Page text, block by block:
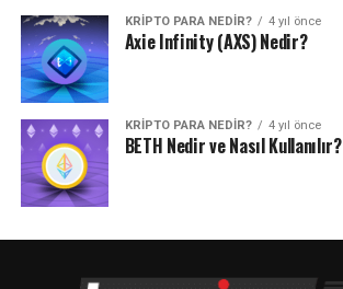
KRIPTO PARA NEDIR? 4 yıl önce
Axie Infinity (AXS) Nedir?
KRIPTO PARA NEDIR? 4 yıl önce
BETH Nedir ve Nasıl Kullanılır?